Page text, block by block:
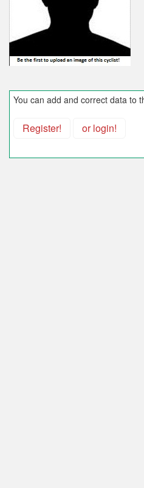
You can add and correct data to
Register! or login!